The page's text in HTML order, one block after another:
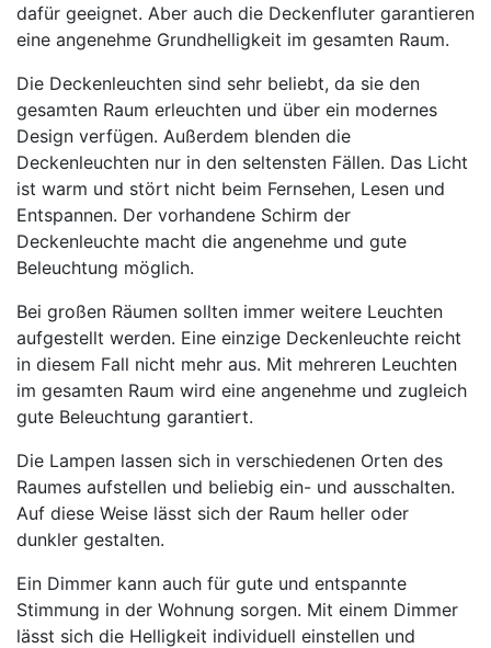
dafür geeignet. Aber auch die Deckenfluter garantieren
eine angenehme Grundhelligkeit im gesamten Raum.
Die Deckenleuchten sind sehr beliebt, da sie den
gesamten Raum erleuchten und über ein modernes
Design verfügen. Außerdem blenden die
Deckenleuchten nur in den seltensten Fällen. Das Licht
ist warm und stört nicht beim Fernsehen, Lesen und
Entspannen. Der vorhandene Schirm der
Deckenleuchte macht die angenehme und gute
Beleuchtung möglich.
Bei großen Räumen sollten immer weitere Leuchten
aufgestellt werden. Eine einzige Deckenleuchte reicht
in diesem Fall nicht mehr aus. Mit mehreren Leuchten
im gesamten Raum wird eine angenehme und zugleich
gute Beleuchtung garantiert.
Die Lampen lassen sich in verschiedenen Orten des
Raumes aufstellen und beliebig ein- und ausschalten.
Auf diese Weise lässt sich der Raum heller oder
dunkler gestalten.
Ein Dimmer kann auch für gute und entspannte
Stimmung in der Wohnung sorgen. Mit einem Dimmer
lässt sich die Helligkeit individuell einstellen und